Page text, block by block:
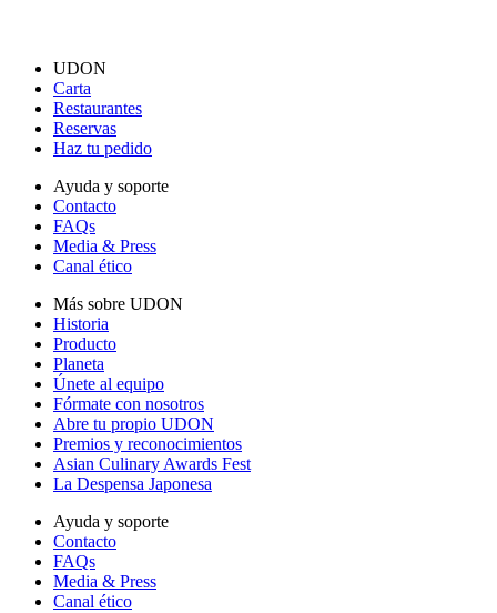
UDON
Carta
Restaurantes
Reservas
Haz tu pedido
Ayuda y soporte
Contacto
FAQs
Media & Press
Canal ético
Más sobre UDON
Historia
Producto
Planeta
Únete al equipo
Fórmate con nosotros
Abre tu propio UDON
Premios y reconocimientos
Asian Culinary Awards Fest
La Despensa Japonesa
Ayuda y soporte
Contacto
FAQs
Media & Press
Canal ético